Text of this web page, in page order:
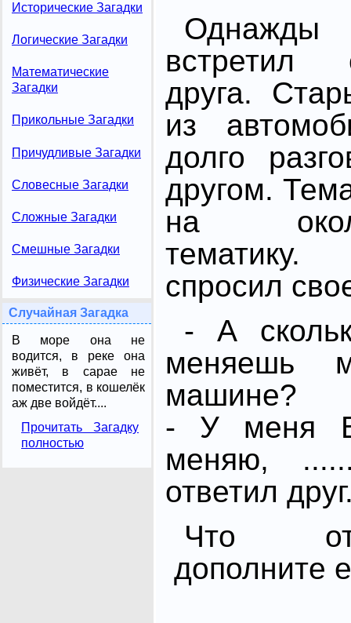
Исторические Загадки
Логические Загадки
Математические
Загадки
Прикольные Загадки
Причудливые Загадки
Словесные Загадки
Сложные Загадки
Смешные Загадки
Физические Загадки
Случайная Загадка
В море она не
водится, в реке она
живёт, в сарае не
поместится, в кошелёк
аж две войдёт....
Прочитать Загадку
полностью
Однажды
встретил
друга.
из
долго
другом.
на
спросил
- А
меняешь
машине?
- У меня
меняю,
ответил
Что
дополните